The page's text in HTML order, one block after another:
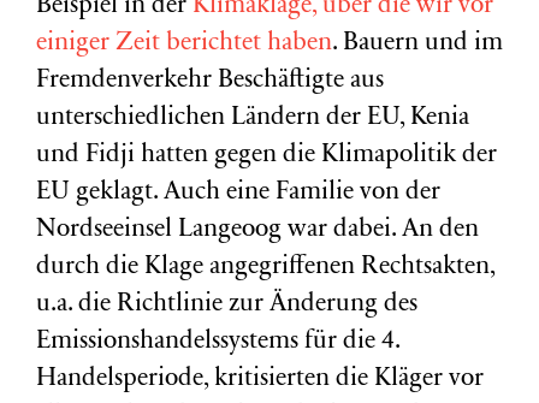
Beispiel in der Klimaklage, über die wir vor
einiger Zeit berichtet haben. Bauern und im
Fremdenverkehr Beschäftigte aus
unterschiedlichen Ländern der EU, Kenia
und Fidji hatten gegen die Klimapolitik der
EU geklagt. Auch eine Familie von der
Nordseeinsel Langeoog war dabei. An den
durch die Klage angegriffenen Rechtsakten,
u.a. die Richtlinie zur Änderung des
Emissionshandelssystems für die 4.
Handelsperiode, kritisierten die Kläger vor